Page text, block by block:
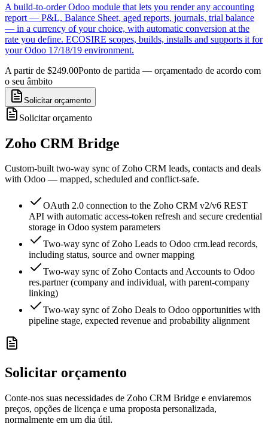
A build-to-order Odoo module that lets you render any accounting
report — P&L, Balance Sheet, aged reports, journals, trial balance
— in a currency of your choice, with automatic conversion at the
rate you define. ECOSIRE scopes, builds, installs and supports it for
your Odoo 17/18/19 environment.
A partir de $249.00Ponto de partida — orçamentado de acordo com
o seu âmbito
Solicitar orçamento
Solicitar orçamento
Zoho CRM Bridge
Custom-built two-way sync of Zoho CRM leads, contacts and deals
with Odoo — mapped, scheduled and conflict-safe.
OAuth 2.0 connection to the Zoho CRM v2/v6 REST
API with automatic access-token refresh and secure credential
storage in Odoo system parameters
Two-way sync of Zoho Leads to Odoo crm.lead records,
including status, source and owner mapping
Two-way sync of Zoho Contacts and Accounts to Odoo
res.partner (company and individual, with parent-company
linking)
Two-way sync of Zoho Deals to Odoo opportunities with
pipeline stage, expected revenue and probability alignment
Solicitar orçamento
Conte-nos suas necessidades de Zoho CRM Bridge e enviaremos
preços, opções de licença e uma proposta personalizada,
normalmente em um dia útil.